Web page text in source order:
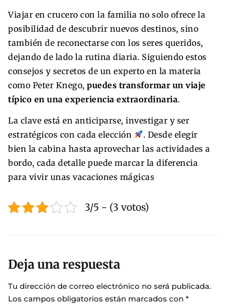
Viajar en crucero con la familia no solo ofrece la
posibilidad de descubrir nuevos destinos, sino
también de reconectarse con los seres queridos,
dejando de lado la rutina diaria. Siguiendo estos
consejos y secretos de un experto en la materia
como Peter Knego, puedes transformar un viaje
típico en una experiencia extraordinaria.
La clave está en anticiparse, investigar y ser
estratégicos con cada elección
. Desde elegir
bien la cabina hasta aprovechar las actividades a
bordo, cada detalle puede marcar la diferencia
para vivir unas vacaciones mágicas
3/5 - (3 votos)
Deja una respuesta
Tu dirección de correo electrónico no será publicada.
Los campos obligatorios están marcados con *